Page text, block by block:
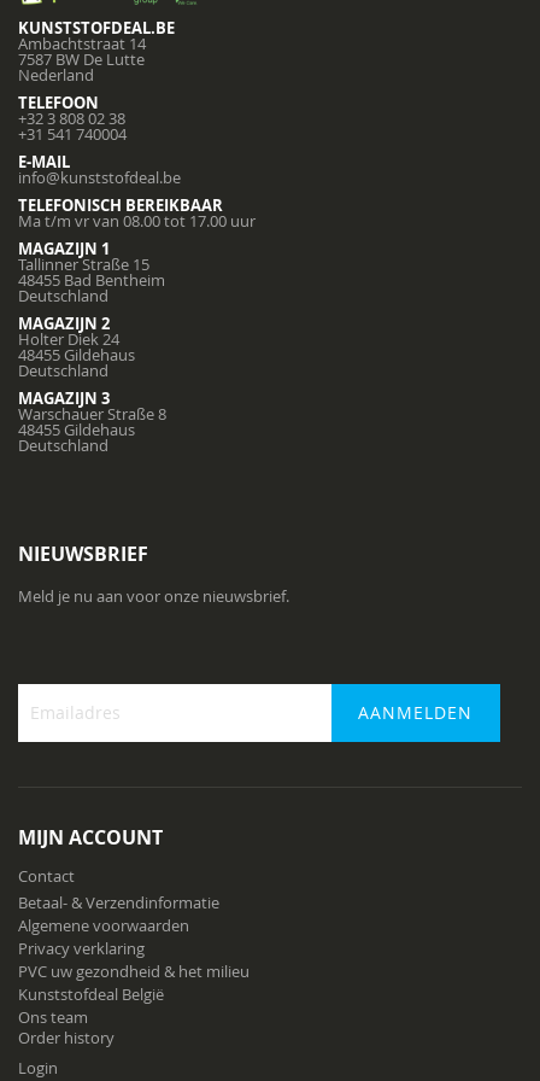
KUNSTSTOFDEAL.BE
Ambachtstraat 14
7587 BW De Lutte
Nederland
TELEFOON
+32 3 808 02 38
+31 541 740004
E-MAIL
info@kunststofdeal.be
TELEFONISCH BEREIKBAAR
Ma t/m vr van 08.00 tot 17.00 uur
MAGAZIJN 1
Tallinner Straße 15
48455 Bad Bentheim
Deutschland
MAGAZIJN 2
Holter Diek 24
48455 Gildehaus
Deutschland
MAGAZIJN 3
Warschauer Straße 8
48455 Gildehaus
Deutschland
NIEUWSBRIEF
Meld je nu aan voor onze nieuwsbrief.
nieuwsbrief
AANMELDEN
MIJN ACCOUNT
Contact
Betaal- & Verzendinformatie
Algemene voorwaarden
Privacy verklaring
PVC uw gezondheid & het milieu
Kunststofdeal België
Ons team
Order history
Login